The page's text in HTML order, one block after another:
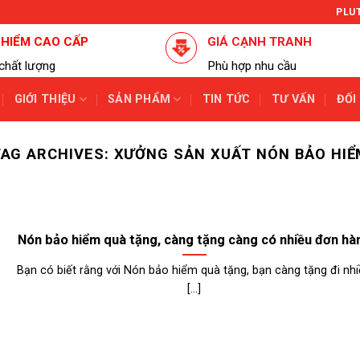
CAO CẤP
lượng
GIÁ CẠNH TRANH
Phù hợp nhu cầu
GIỚI THIỆU SẢN PHẨM TIN TỨC TƯ VẤN ĐỐI
ARCHIVES: XƯỞNG SẢN XUẤT NÓN BẢO
Nón bảo hiểm quà tặng, càng tặng càng có nhiều đơn
Bạn có biết rằng với Nón bảo hiểm quà tặng, bạn càng tặng đi
[...]